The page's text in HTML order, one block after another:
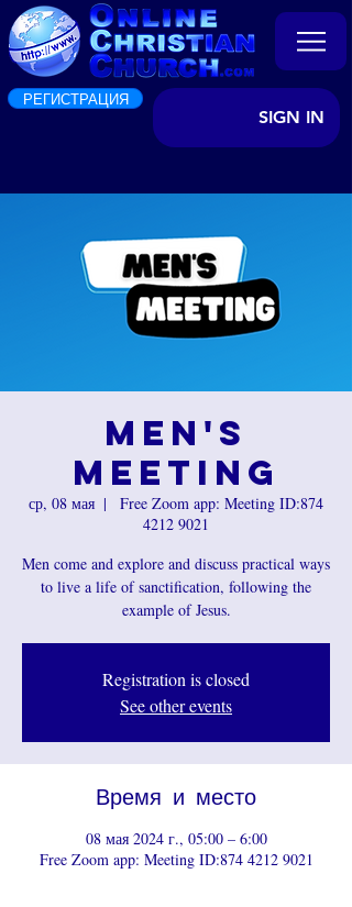
РЕГИСТРАЦИЯ
SIGN IN
Men's
Meeting
ср, 08 мая
  |
Free Zoom app: Meeting ID:874
4212 9021
Men come and explore and discuss practical ways
to live a life of sanctification, following the
example of Jesus.
Registration is closed
See other events
Время и место
08 мая 2024 г., 05:00 – 6:00
Free Zoom app: Meeting ID:874 4212 9021